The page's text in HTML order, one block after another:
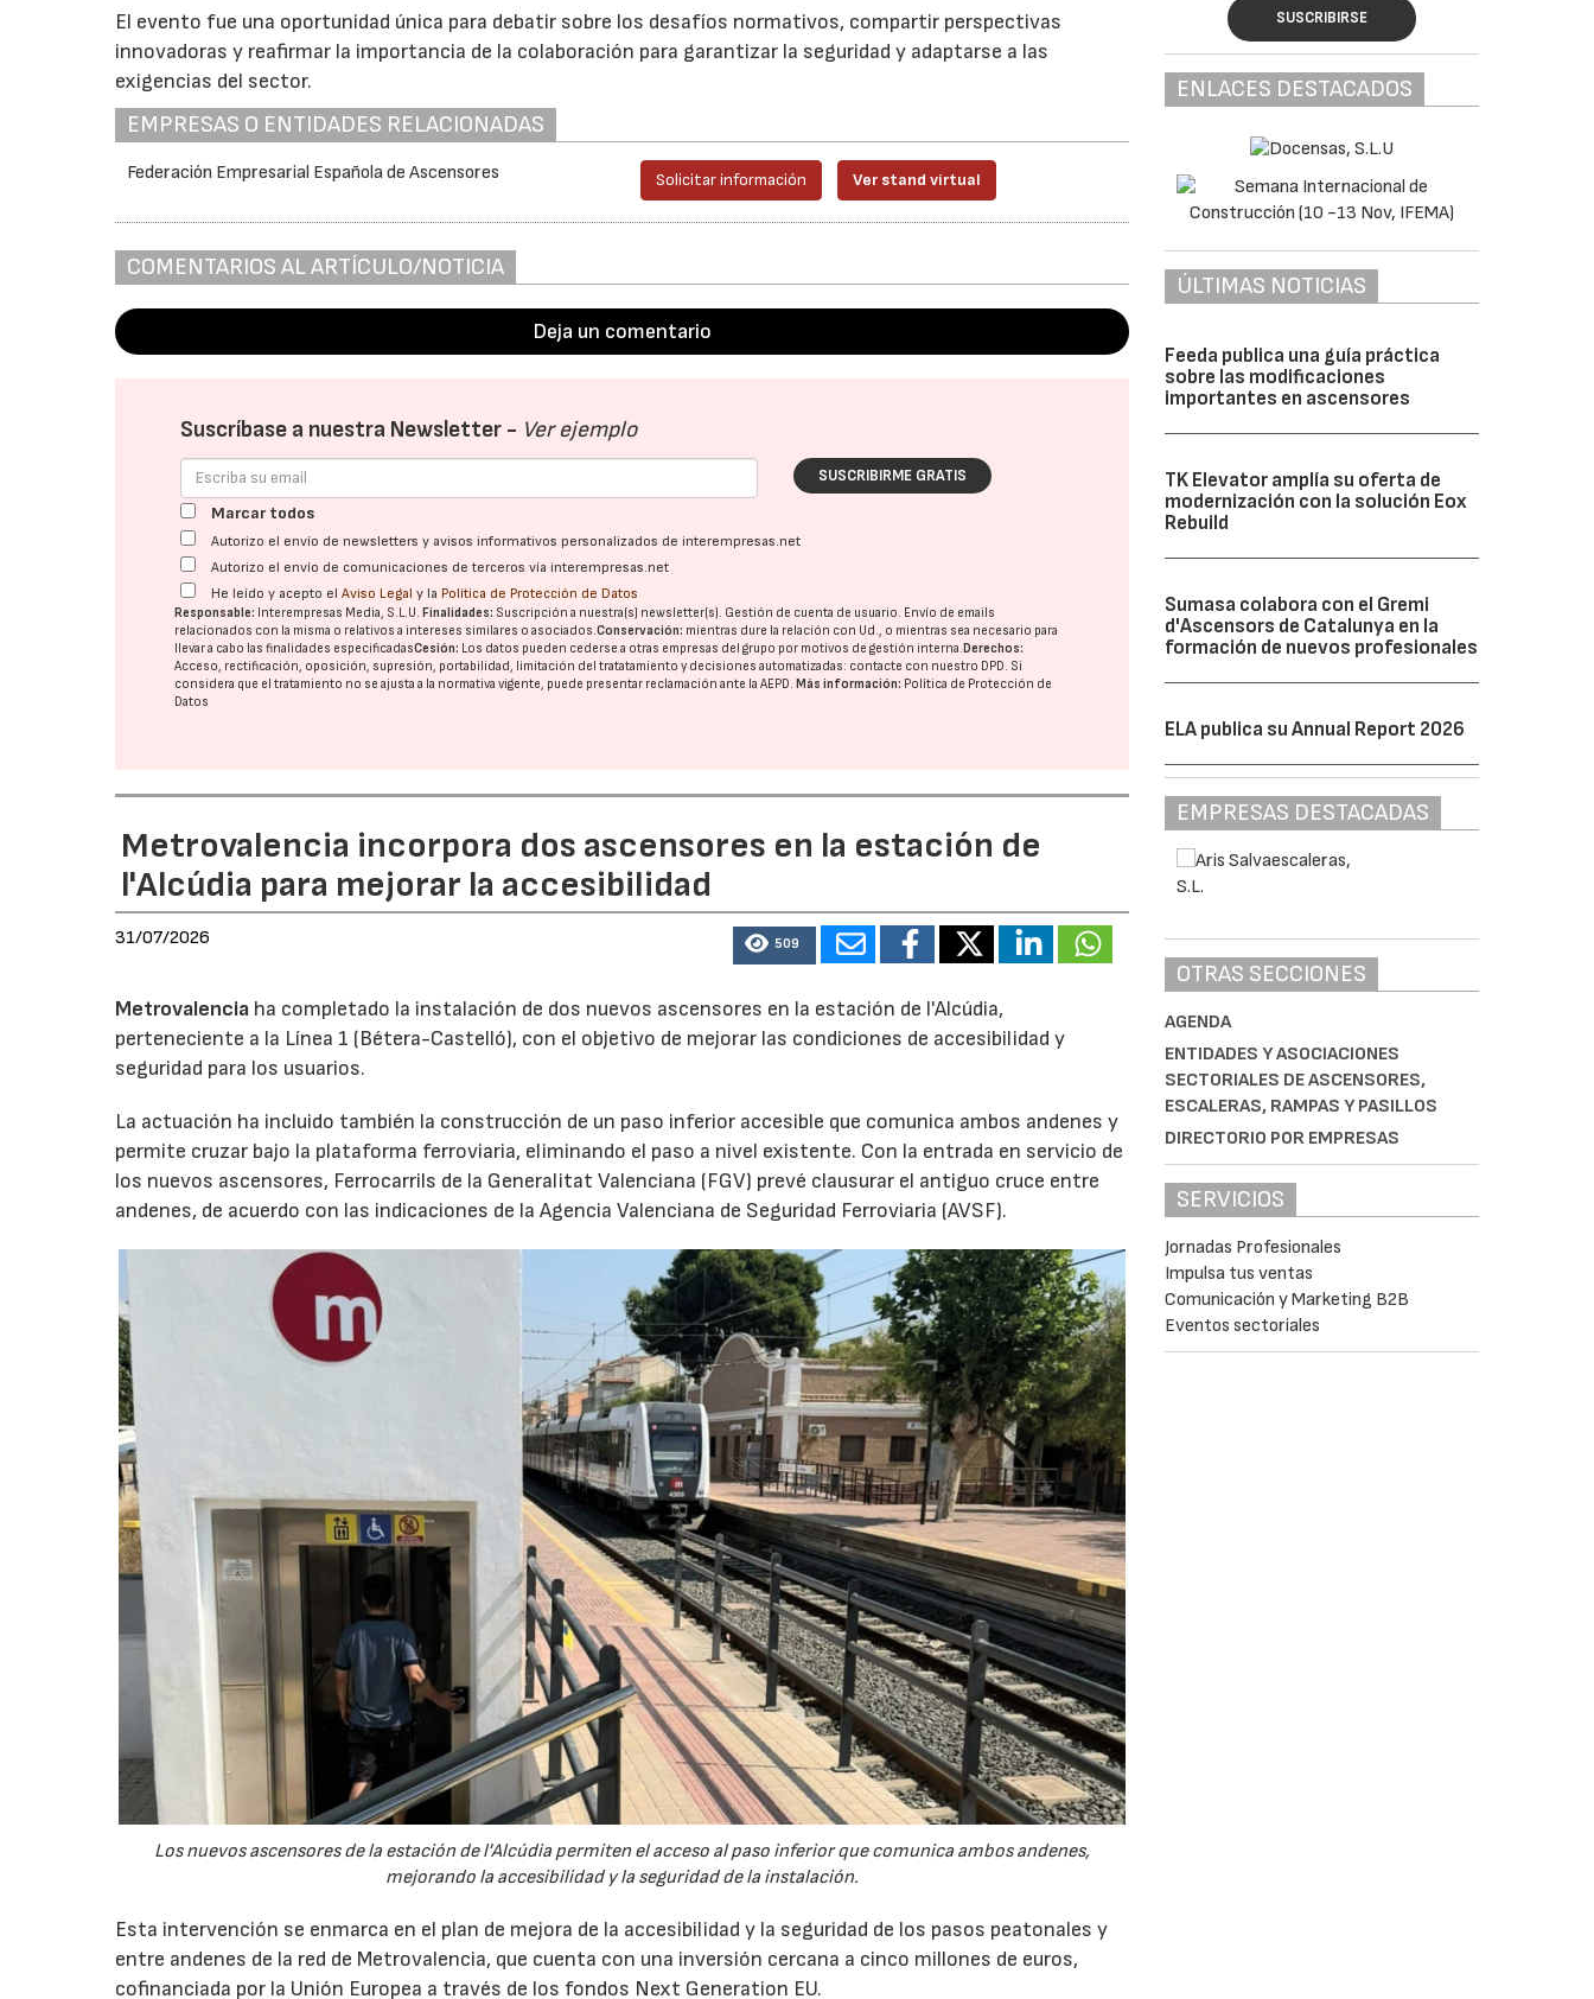
El evento fue una oportunidad única para debatir sobre los desafíos normativos, compartir perspectivas
innovadoras y reafirmar la importancia de la colaboración para garantizar la seguridad y adaptarse a las
exigencias del sector.
EMPRESAS O ENTIDADES RELACIONADAS
Federación Empresarial Española de Ascensores Solicitar información Ver stand virtual
COMENTARIOS AL ARTÍCULO/NOTICIA
Deja un comentario
Suscríbase a nuestra Newsletter - Ver ejemplo
SUSCRIBIRME GRATIS
Marcar todos
Autorizo el envío de newsletters y avisos informativos personalizados de interempresas.net
Autorizo el envío de comunicaciones de terceros vía interempresas.net
He leído y acepto elAviso Legal y la Política de Protección de Datos
Responsable: Interempresas Media, S.L.U.Finalidades: Suscripción a nuestra(s) newsletter(s). Gestión de cuenta de usuario. Envío de emails
relacionados con la misma o relativos a intereses similares o asociados.Conservación: mientras dure la relación con Ud., o mientras sea necesario para
llevar a cabo las finalidades especificadasCesión: Los datos pueden cederse a otras empresas del grupo por motivos de gestión interna.Derechos:
Acceso, rectificación, oposición, supresión, portabilidad, limitación del tratatamiento y decisiones automatizadas: contacte con nuestro DPD. Si
considera que el tratamiento no se ajusta a la normativa vigente, puede presentar reclamación ante laAEPD.Más información: Política de Protección de
Datos
Metrovalencia incorpora dos ascensores en la estación de
l'Alcúdia para mejorar la accesibilidad
31/07/2026 509
Metrovalencia ha completado la instalación de dos nuevos ascensores en la estación de l'Alcúdia,
perteneciente a la Línea 1 (Bétera-Castelló), con el objetivo de mejorar las condiciones de accesibilidad y
seguridad para los usuarios.
La actuación ha incluido también la construcción de un paso inferior accesible que comunica ambos andenes y
permite cruzar bajo la plataforma ferroviaria, eliminando el paso a nivel existente. Con la entrada en servicio de
los nuevos ascensores, Ferrocarrils de la Generalitat Valenciana (FGV) prevé clausurar el antiguo cruce entre
andenes, de acuerdo con las indicaciones de la Agencia Valenciana de Seguridad Ferroviaria (AVSF).
Los nuevos ascensores de la estación de l'Alcúdia permiten el acceso al paso inferior que comunica ambos andenes,
mejorando la accesibilidad y la seguridad de la instalación.
Esta intervención se enmarca en el plan de mejora de la accesibilidad y la seguridad de los pasos peatonales y
entre andenes de la red de Metrovalencia, que cuenta con una inversión cercana a cinco millones de euros,
cofinanciada por la Unión Europea a través de los fondos Next Generation EU.
SUSCRIBIRSE
ENLACES DESTACADOS
ÚLTIMAS NOTICIAS
Feeda publica una guía práctica
sobre las modificaciones
importantes en ascensores
TK Elevator amplía su oferta de
modernización con la solución Eox
Rebuild
Sumasa colabora con el Gremi
d'Ascensors de Catalunya en la
formación de nuevos profesionales
ELA publica su Annual Report 2026
EMPRESAS DESTACADAS
OTRAS SECCIONES
AGENDA
ENTIDADES Y ASOCIACIONES
SECTORIALES DE ASCENSORES,
ESCALERAS, RAMPAS Y PASILLOS
DIRECTORIO POR EMPRESAS
SERVICIOS
Jornadas Profesionales
Impulsa tus ventas
Comunicación y Marketing B2B
Eventos sectoriales